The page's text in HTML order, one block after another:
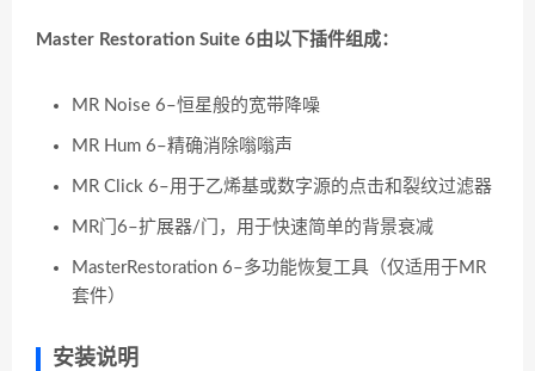
Master Restoration Suite 6由以下插件组成：
MR Noise 6–恒星般的宽带降噪
MR Hum 6–精确消除嗡嗡声
MR Click 6–用于乙烯基或数字源的点击和裂纹过滤器
MR门6–扩展器/门，用于快速简单的背景衰减
MasterRestoration 6–多功能恢复工具（仅适用于MR
套件）
安装说明